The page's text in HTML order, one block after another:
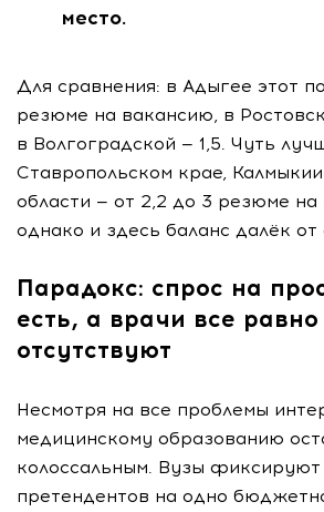
место.
Для сравнения: в Адыгее этот
резюме на вакансию, в
в Волгоградской — 1,5. Чуть
Ставропольском крае,
области — от 2,2 до 3 резюме на
однако и здесь баланс далёк от
Парадокс: спрос на
есть, а врачи все равно
отсутствуют
Несмотря на все проблемы
медицинскому образованию
колоссальным. Вузы фиксируют
претендентов на одно